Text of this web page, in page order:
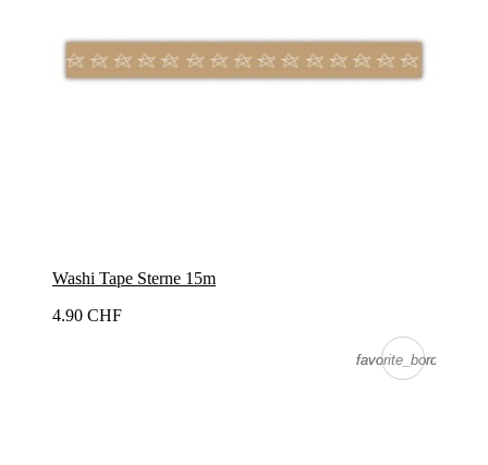
Washi Tape Sterne 15m
4.90 CHF
favorite_border
favorite_border